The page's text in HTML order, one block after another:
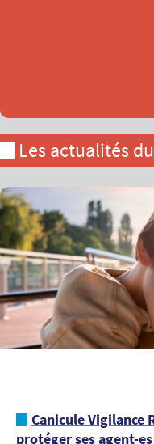
Les actualités
Canicule Vigilance
protéger ses agent-